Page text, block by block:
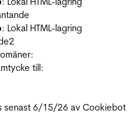
: Lokal HTML-lagring
2
till:
senast 6/15/26 av Cookiebot